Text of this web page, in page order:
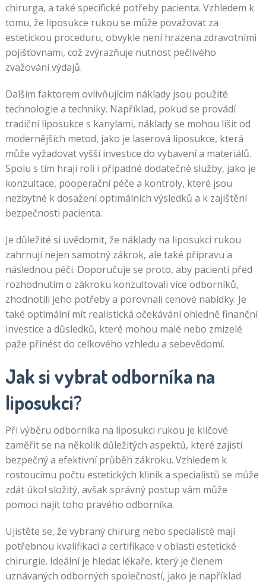
chirurga, a také specifické potřeby pacienta. Vzhledem k
tomu, že liposukce rukou se může považovat za
estetickou proceduru, obvykle není hrazena zdravotními
pojišťovnami, což zvýrazňuje nutnost pečlivého
zvažování výdajů.
Dalším faktorem ovlivňujícím náklady jsou použité
technologie a techniky. Například, pokud se provádí
tradiční liposukce s kanylami, náklady se mohou lišit od
modernějších metod, jako je laserová liposukce, která
může vyžadovat vyšší investice do vybavení a materiálů.
Spolu s tím hrají roli i případné dodatečné služby, jako je
konzultace, pooperační péče a kontroly, které jsou
nezbytné k dosažení optimálních výsledků a k zajištění
bezpečnosti pacienta.
Je důležité si uvědomit, že náklady na liposukci rukou
zahrnují nejen samotný zákrok, ale také přípravu a
následnou péči. Doporučuje se proto, aby pacienti před
rozhodnutím o zákroku konzultovali více odborníků,
zhodnotili jeho potřeby a porovnali cenové nabídky. Je
také optimální mít realistická očekávání ohledně finanční
investice a důsledků, které mohou malé nebo zmizelé
paže přinést do celkového vzhledu a sebevědomí.
Jak si vybrat odborníka na
liposukci?
Při výběru odborníka na liposukci rukou je klíčové
zaměřit se na několik důležitých aspektů, které zajistí
bezpečný a efektivní průběh zákroku. Vzhledem k
rostoucímu počtu estetických klinik a specialistů se může
zdát úkol složitý, avšak správný postup vám může
pomoci najít toho pravého odborníka.
Ujistěte se, že vybraný chirurg nebo specialisté mají
potřebnou kvalifikaci a certifikace v oblasti estetické
chirurgie. Ideální je hledat lékaře, který je členem
uznávaných odborných společností, jako je například